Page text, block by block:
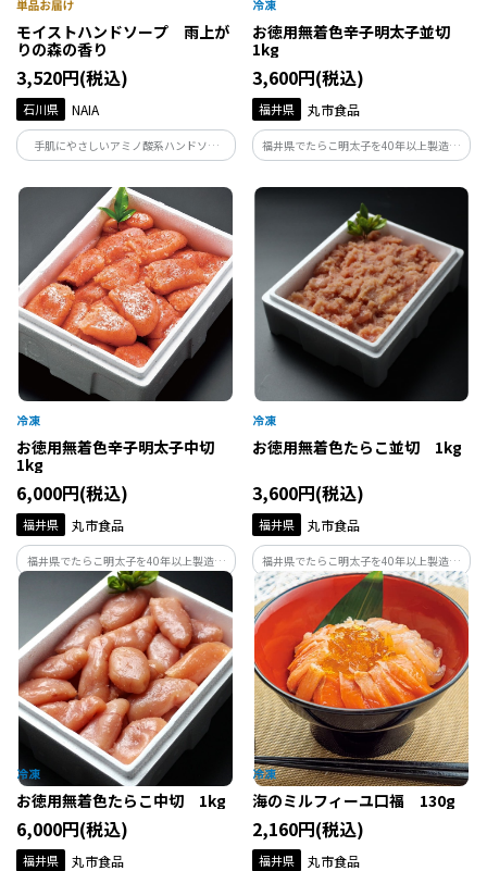
モイストハンドソープ 雨上が
りの森の香り
3,520円(税込)
石川県 NAIA
手肌にやさしいアミノ酸系ハンドソー
プ。能登ヒバ・ヒノキ・フランキンセン
スベースの清々しい雨上がりの森の香
り。発酵成分が、うるおいを守りながら
汚れだけをすっきりオフ。
お徳用無着色辛子明太子並切
1kg
3,600円(税込)
福井県 丸市食品
福井県でたらこ明太子を40年以上製造し
ている丸市食品が作る辛子明太子です。製
造の過程で形が崩れてしまったものや、
切れてしまったものだけを集めたお得用
商品です。味はギフト品と変わらずお得な
価格で。
お徳用無着色辛子明太子中切
1kg
6,000円(税込)
福井県 丸市食品
福井県でたらこ明太子を40年以上製造し
ている丸市食品が作る辛子明太子です。製
造の過程で形が崩れてしまったものや、
切れてしまったものだけを集めたお得用
商品です。味はギフト品と変わらずお得な
価格で。
お徳用無着色たらこ並切 1kg
3,600円(税込)
福井県 丸市食品
福井県でたらこ明太子を40年以上製造し
ている丸市食品が作るたらこです。製造の
過程で形が崩れてしまったものや、切れ
てしまったものだけを集めたお得用商品
です。味はギフト品と変わらずお得な価格
で。
お徳用無着色たらこ中切 1kg
6,000円(税込)
福井県 丸市食品
海のミルフィーユ口福 130g
2,160円(税込)
福井県 丸市食品